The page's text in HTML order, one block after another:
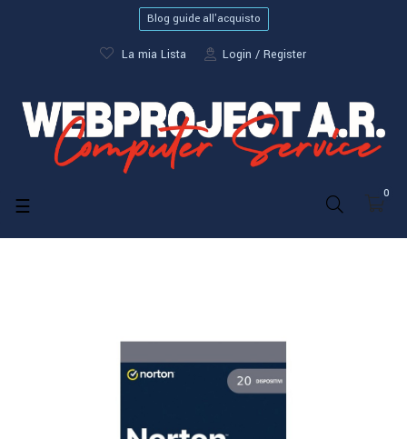
Blog guide all'acquisto
La mia Lista Login Register
0
navigazione
☰